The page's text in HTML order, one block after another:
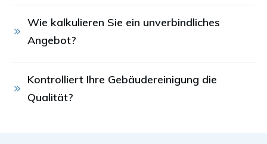
Wie kalkulieren Sie ein unverbindliches
Angebot?
Kontrolliert Ihre Gebäudereinigung die
Qualität?